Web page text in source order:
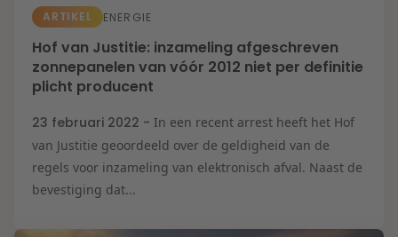
ARTIKEL ENERGIE
Hof van Justitie: inzameling afgeschreven
zonnepanelen van vóór 2012 niet per definitie
plicht producent
23 februari 2022 - In een recent arrest heeft het Hof
van Justitie geoordeeld over de geldigheid van de
regels voor inzameling van elektronisch afval. Naast de
bevestiging dat...